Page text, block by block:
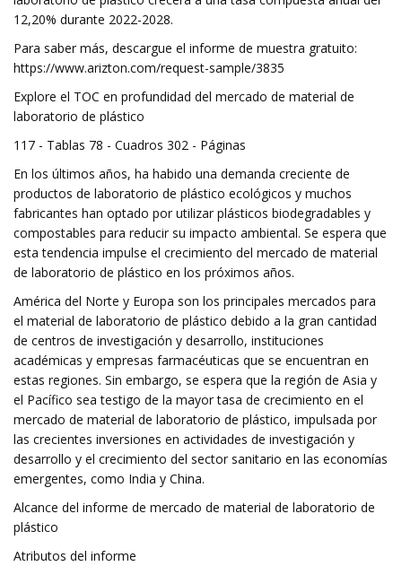
12,20% durante 2022-2028.
Para saber más, descargue el informe de muestra gratuito:
https://www.arizton.com/request-sample/3835
Explore el TOC en profundidad del mercado de material de
laboratorio de plástico
117 - Tablas 78 - Cuadros 302 - Páginas
En los últimos años, ha habido una demanda creciente de
productos de laboratorio de plástico ecológicos y muchos
fabricantes han optado por utilizar plásticos biodegradables y
compostables para reducir su impacto ambiental. Se espera que
esta tendencia impulse el crecimiento del mercado de material
de laboratorio de plástico en los próximos años.
América del Norte y Europa son los principales mercados para
el material de laboratorio de plástico debido a la gran cantidad
de centros de investigación y desarrollo, instituciones
académicas y empresas farmacéuticas que se encuentran en
estas regiones. Sin embargo, se espera que la región de Asia y
el Pacífico sea testigo de la mayor tasa de crecimiento en el
mercado de material de laboratorio de plástico, impulsada por
las crecientes inversiones en actividades de investigación y
desarrollo y el crecimiento del sector sanitario en las economías
emergentes, como India y China.
Alcance del informe de mercado de material de laboratorio de
plástico
Atributos del informe